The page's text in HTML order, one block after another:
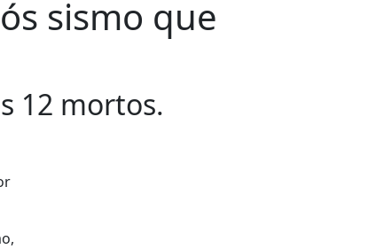
sismo que
12 mortos.